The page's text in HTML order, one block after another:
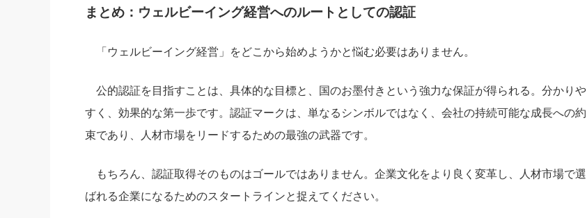
まとめ：ウェルビーイング経営へのルートとしての認証
「ウェルビーイング経営」をどこから始めようかと悩む必要はありません。
公的認証を目指すことは、具体的な目標と、国のお墨付きという強力な保証が得られる。分かりや
すく、効果的な第一歩です。認証マークは、単なるシンボルではなく、会社の持続可能な成長への約
束であり、人材市場をリードするための最強の武器です。
もちろん、認証取得そのものはゴールではありません。企業文化をより良く変革し、人材市場で選
ばれる企業になるためのスタートラインと捉えてください。